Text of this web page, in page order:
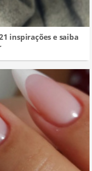
inspirações e saiba